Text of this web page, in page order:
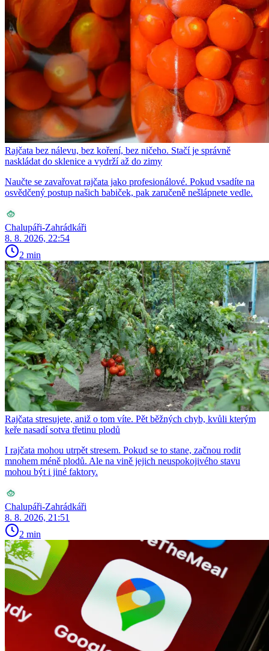
Rajčata bez nálevu, bez koření, bez ničeho. Stačí je správně
naskládat do sklenice a vydrží až do zimy
Naučte se zavařovat rajčata jako profesionálové. Pokud vsadíte na
osvědčený postup našich babiček, pak zaručeně nešlápnete vedle.
Chalupáři-Zahrádkáři
8. 8. 2026, 22:54
2 min
Rajčata stresujete, aniž o tom víte. Pět běžných chyb, kvůli kterým
keře nasadí sotva třetinu plodů
I rajčata mohou utrpět stresem. Pokud se to stane, začnou rodit
mnohem méně plodů. Ale na vině jejich neuspokojivého stavu
mohou být i jiné faktory.
Chalupáři-Zahrádkáři
8. 8. 2026, 21:51
2 min